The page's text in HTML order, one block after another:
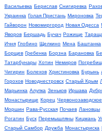
Васильевка Берислав Снигиревка
Украинка Голая Пристань Мироновка
Гайворон Новомиргород Новая Одесса
Яворов Бершадь Бучач Рожище
Ичня Глобино Щелкино Мена Баштанка
Борщев Гребенка Борзна Барановка
Татарбунары Хотин Немиров
Чигирин Болехов Христиновка Бурынь
Горохов Новоднестровск Старый Крым
Марьинка Алупка Зеньков Иршава
Монастырище Корец Червонозаводское
Моршин Рава-Русская Почаев Лановцы
Рогатин Буск Перемышляны Кицмань
Старый Самбор Дружба Монастыриска